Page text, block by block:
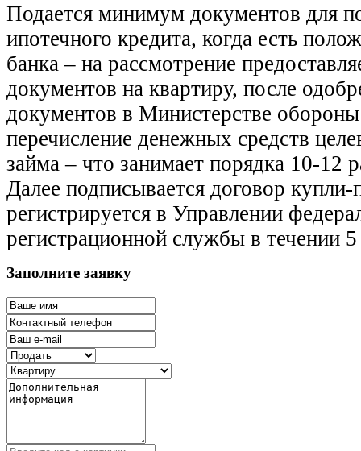
Подается минимум документов для
ипотечного кредита, когда есть
банка – на рассмотрение
документов на квартиру, после
документов в Министерстве
перечисление денежных средств
займа – что занимает порядка 10-12
Далее подписывается договор
регистрируется в Управлении
регистрационной службы в течении
Заполните заявку